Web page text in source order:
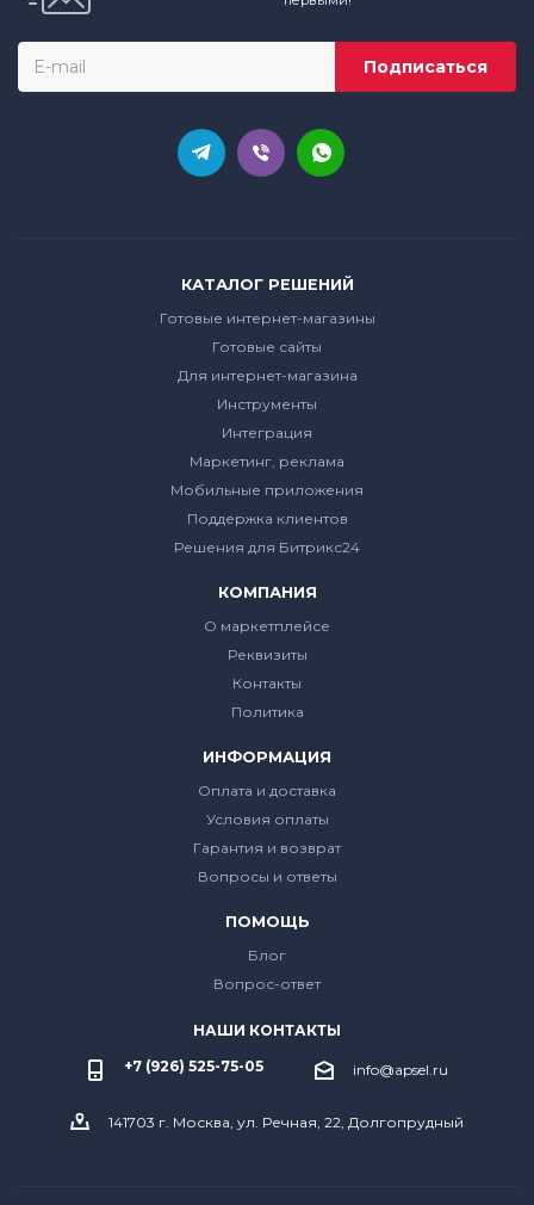
КАТАЛОГ РЕШЕНИЙ
Готовые интернет-магазины
Готовые сайты
Для интернет-магазина
Инструменты
Интеграция
Маркетинг, реклама
Мобильные приложения
Поддержка клиентов
Решения для Битрикс24
КОМПАНИЯ
О маркетплейсе
Реквизиты
Контакты
Политика
ИНФОРМАЦИЯ
Оплата и доставка
Условия оплаты
Гарантия и возврат
Вопросы и ответы
ПОМОЩЬ
Блог
Вопрос-ответ
НАШИ КОНТАКТЫ
+7 (926) 525-75-05
info@apsel.ru
141703 г. Москва, ул. Речная, 22, Долгопрудный